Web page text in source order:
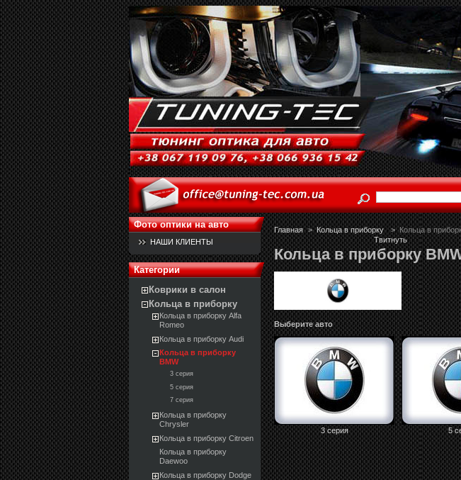
Фото оптики на авто
НАШИ КЛИЕНТЫ
Категории
Коврики в салон
Кольца в приборку
Кольца в приборку Alfa
Romeo
Кольца в приборку Audi
Кольца в приборку
BMW
3 серия
5 серия
7 серия
Кольца в приборку
Chrysler
Кольца в приборку Citroen
Кольца в приборку
Daewoo
Кольца в приборку Dodge
Главная > Кольца в приборку > Кольца в
Твитнуть
Кольца в приборку
Выберите авто
3 серия 5